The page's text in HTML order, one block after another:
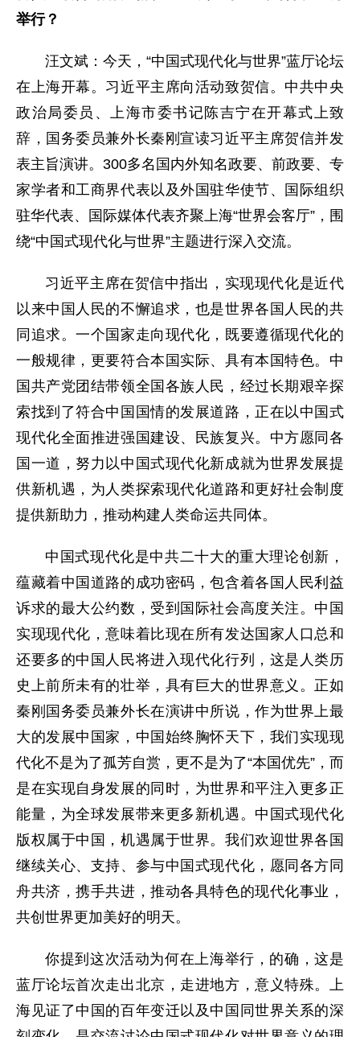
举行？
汪文斌：今天，“中国式现代化与世界”蓝厅论坛
在上海开幕。习近平主席向活动致贺信。中共中央
政治局委员、上海市委书记陈吉宁在开幕式上致
辞，国务委员兼外长秦刚宣读习近平主席贺信并发
表主旨演讲。300多名国内外知名政要、前政要、专
家学者和工商界代表以及外国驻华使节、国际组织
驻华代表、国际媒体代表齐聚上海“世界会客厅”，围
绕“中国式现代化与世界”主题进行深入交流。
习近平主席在贺信中指出，实现现代化是近代
以来中国人民的不懈追求，也是世界各国人民的共
同追求。一个国家走向现代化，既要遵循现代化的
一般规律，更要符合本国实际、具有本国特色。中
国共产党团结带领全国各族人民，经过长期艰辛探
索找到了符合中国国情的发展道路，正在以中国式
现代化全面推进强国建设、民族复兴。中方愿同各
国一道，努力以中国式现代化新成就为世界发展提
供新机遇，为人类探索现代化道路和更好社会制度
提供新助力，推动构建人类命运共同体。
中国式现代化是中共二十大的重大理论创新，
蕴藏着中国道路的成功密码，包含着各国人民利益
诉求的最大公约数，受到国际社会高度关注。中国
实现现代化，意味着比现在所有发达国家人口总和
还要多的中国人民将进入现代化行列，这是人类历
史上前所未有的壮举，具有巨大的世界意义。正如
秦刚国务委员兼外长在演讲中所说，作为世界上最
大的发展中国家，中国始终胸怀天下，我们实现现
代化不是为了孤芳自赏，更不是为了“本国优先”，而
是在实现自身发展的同时，为世界和平注入更多正
能量，为全球发展带来更多新机遇。中国式现代化
版权属于中国，机遇属于世界。我们欢迎世界各国
继续关心、支持、参与中国式现代化，愿同各方同
舟共济，携手共进，推动各具特色的现代化事业，
共创世界更加美好的明天。
你提到这次活动为何在上海举行，的确，这是
蓝厅论坛首次走出北京，走进地方，意义特殊。上
海见证了中国的百年变迁以及中国同世界关系的深